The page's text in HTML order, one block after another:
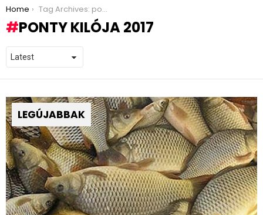
You are here:
Home Tag Archives: ponty kilója 2017
PONTY KILÓJA 2017
LEGÚJABBAK